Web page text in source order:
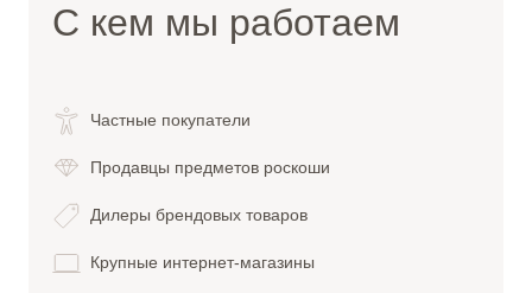
С кем мы работаем
Частные покупатели
Продавцы предметов роскоши
Дилеры брендовых товаров
Крупные интернет-магазины